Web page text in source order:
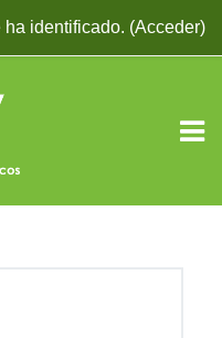
ha identificado. (Acceder)